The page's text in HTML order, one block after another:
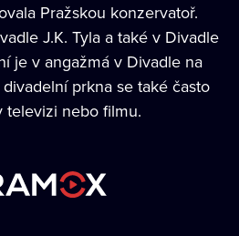
Pražskou konzervatoř.
J.K. Tyla a také v Divadle
je v angažmá v Divadle na
prkna se také často
televizi nebo filmu.